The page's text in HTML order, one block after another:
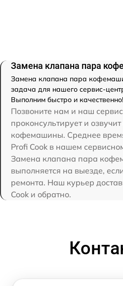
Замена клапана пара
Замена клапана пара
задача для нашего сервис-
Выполним быстро и качественно!
Позвоните нам и наш
проконсультирует и
кофемашины. Среднее
Profi Cook в нашем
Замена клапана пара
выполняется на выезде,
ремонта. Наш курьер
Cook и обратно.